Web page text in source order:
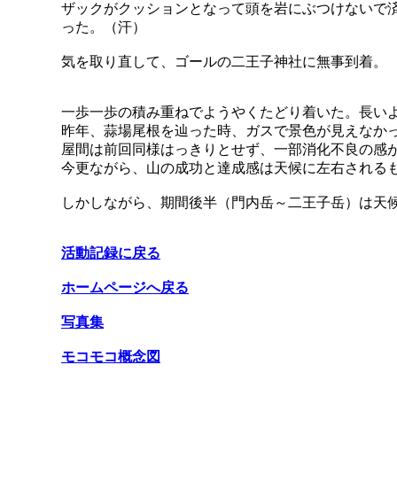
ザックがクッションとなって頭を岩にぶつけない
った。（汗）
気を取り直して、ゴールの二王子神社に無事到着。
一歩一歩の積み重ねでようやくたどり着いた。長い
昨年、蒜場尾根を辿った時、ガスで景色が見えな
屋間は前回同様はっきりとせず、一部消化不良の感
今更ながら、山の成功と達成感は天候に左右される
しかしながら、期間後半（門内岳～二王子岳）は
活動記録に戻る
ホームページへ戻る
写真集
モコモコ概念図